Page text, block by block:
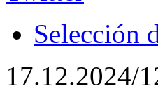
Selección
17.12.2024/